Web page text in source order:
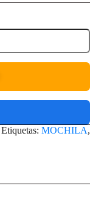
Etiquetas: MOCHILA,